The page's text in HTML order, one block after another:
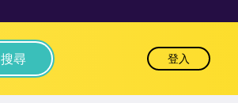
搜尋 登入